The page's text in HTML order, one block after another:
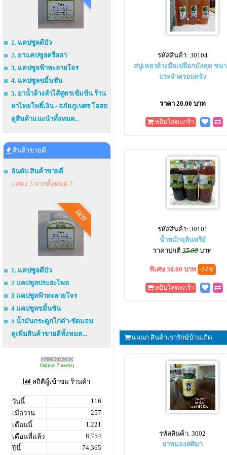
1. แคปซูลดีบัว
2. ยาแคปซูลตรีผลา
3. แคปซูลฟ้าทะลายโจร
4. แคปซูลขมิ้นชัน
5. ยาน้ำล้างลำไส้สูตรเข้มข้น ร้าน
ยาไทยโพธิ์เงิน - อภัยภูเบศร โอสถ
ดูสินค้าแนะนำทั้งหมด..
สินค้าขายดี
อันดับ สินค้าขายดี
แสดง 5 จากทั้งหมด 7
HOT
1. แคปซูลดีบัว
2 แคปซูลประสะไพล
3 แคปซูลฟ้าทะลายโจร
4 แคปซูลขมิ้นชัน
5 น้ำมันกระดูกไก่ดำ-ขัดมอน
ดูเพิ่มสินค้าขายดีทั้งหมด...
Online: 7user(s)
สถิติผู้เข้าชม ร้านค้า
วันนี้
116
เมื่อวาน
257
เดือนนี้
1,221
เดือนที่แล้ว
8,754
ปีนี้
74,365
รหัสสินค้า: 30104
สบู่เหลวล้างมือเปลือกมังคุด ขน
ประจำครอบครัว
ราคา 20.00 บาท
หยิบใส่ตะกร้า
รหัสสินค้า: 30101
น้ำหมักจุลินทรีย์
ราคาปกติ 35.00 บาท
พิเศษ 30.00 บาท -14%
หยิบใส่ตะกร้า
แผนก สินค้าเรารักษ์บ้านเกิด
รหัสสินค้า: 3002
ยาหม่องศศิมา